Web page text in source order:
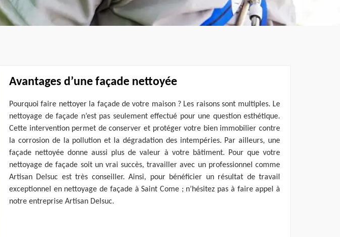
Avantages d’une façade nettoyée
Pourquoi faire nettoyer la façade de votre maison ? Les raisons sont multiples. Le
nettoyage de façade n’est pas seulement effectué pour une question esthétique.
Cette intervention permet de conserver et protéger votre bien immobilier contre
la corrosion de la pollution et la dégradation des intempéries. Par ailleurs, une
façade nettoyée donne aussi plus de valeur à votre bâtiment. Pour que votre
nettoyage de façade soit un vrai succès, travailler avec un professionnel comme
Artisan Delsuc est très conseiller. Ainsi, pour bénéficier un résultat de travail
exceptionnel en nettoyage de façade à Saint Come ; n’hésitez pas à faire appel à
notre entreprise Artisan Delsuc.